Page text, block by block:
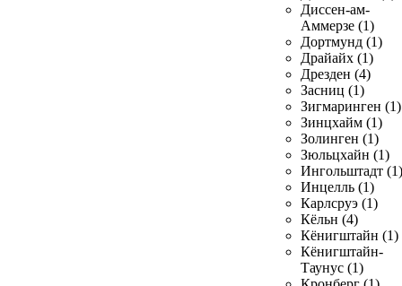
Диссен-ам-
Аммерзе (1)
Дортмунд (1)
Драйайх (1)
Дрезден (4)
Засниц (1)
Зигмаринген (1)
Зинцхайм (1)
Золинген (1)
Зюльцхайн (1)
Ингольштадт (1)
Инцелль (1)
Карлсруэ (1)
Кёльн (4)
Кёнигштайн (1)
Кёнигштайн-
Таунус (1)